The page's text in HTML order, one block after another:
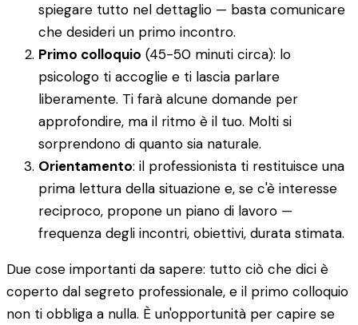
spiegare tutto nel dettaglio — basta comunicare
che desideri un primo incontro.
Primo colloquio (45-50 minuti circa): lo
psicologo ti accoglie e ti lascia parlare
liberamente. Ti farà alcune domande per
approfondire, ma il ritmo è il tuo. Molti si
sorprendono di quanto sia naturale.
Orientamento: il professionista ti restituisce una
prima lettura della situazione e, se c'è interesse
reciproco, propone un piano di lavoro —
frequenza degli incontri, obiettivi, durata stimata.
Due cose importanti da sapere: tutto ciò che dici è
coperto dal segreto professionale, e il primo colloquio
non ti obbliga a nulla. È un'opportunità per capire se